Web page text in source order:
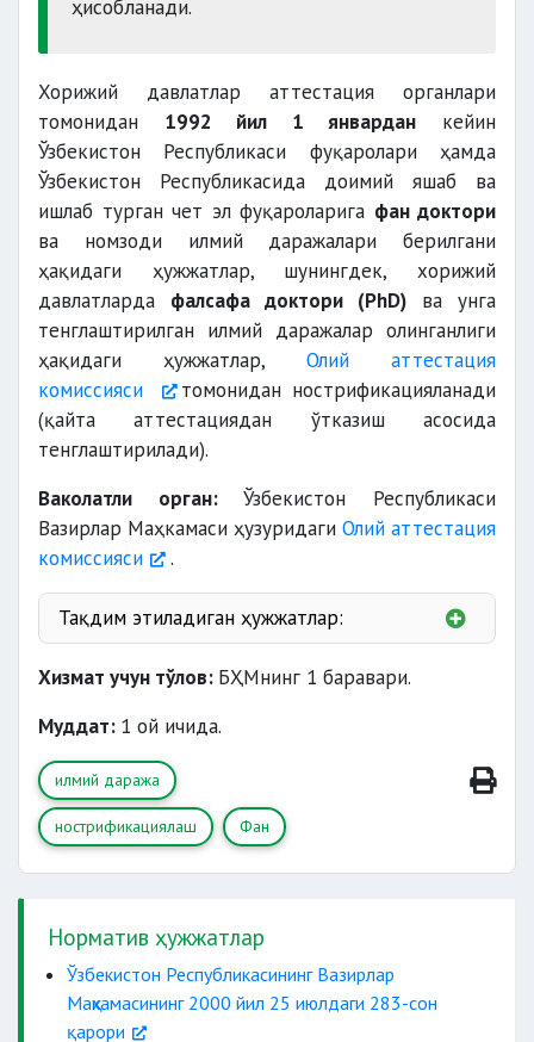
ҳисобланади.
Хорижий давлатлар аттестация органлари
томонидан 1992 йил 1 январдан кейин
Ўзбекистон Республикаси фуқаролари ҳамда
Ўзбекистон Республикасида доимий яшаб ва
ишлаб турган чет эл фуқароларига фан доктори
ва номзоди илмий даражалари берилгани
ҳақидаги ҳужжатлар, шунингдек, хорижий
давлатларда фалсафа доктори (PhD) ва унга
тенглаштирилган илмий даражалар олинганлиги
ҳақидаги ҳужжатлар, Олий аттестация
комиссияси
томонидан нострификацияланади
(қайта аттестациядан ўтказиш асосида
тенглаштирилади).
Ваколатли орган:Ўзбекистон Республикаси
Вазирлар Маҳкамаси ҳузуридаги Олий аттестация
комиссияси
.
Тақдим этиладиган ҳужжатлар:
Хизмат учун тўлов: БҲМнинг 1 баравари.
Муддат: 1 ой ичида.
илмий даража
нострификациялаш Фан
Норматив ҳужжатлар
Ўзбекистон Республикасининг Вазирлар
Маҳкамасининг 2000 йил 25 июлдаги 283-сон
қарори